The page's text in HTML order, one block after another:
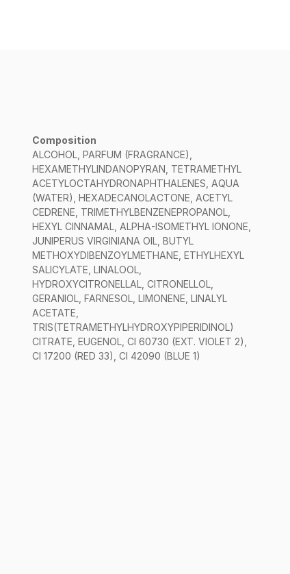
Composition
ALCOHOL, PARFUM (FRAGRANCE),
HEXAMETHYLINDANOPYRAN, TETRAMETHYL
ACETYLOCTAHYDRONAPHTHALENES, AQUA
(WATER), HEXADECANOLACTONE, ACETYL
CEDRENE, TRIMETHYLBENZENEPROPANOL,
HEXYL CINNAMAL, ALPHA-ISOMETHYL IONONE,
JUNIPERUS VIRGINIANA OIL, BUTYL
METHOXYDIBENZOYLMETHANE, ETHYLHEXYL
SALICYLATE, LINALOOL,
HYDROXYCITRONELLAL, CITRONELLOL,
GERANIOL, FARNESOL, LIMONENE, LINALYL
ACETATE,
TRIS(TETRAMETHYLHYDROXYPIPERIDINOL)
CITRATE, EUGENOL, CI 60730 (EXT. VIOLET 2),
CI 17200 (RED 33), CI 42090 (BLUE 1)